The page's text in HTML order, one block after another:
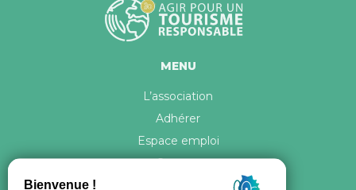
MENU
L’association
Adhérer
Espace emploi
Contact